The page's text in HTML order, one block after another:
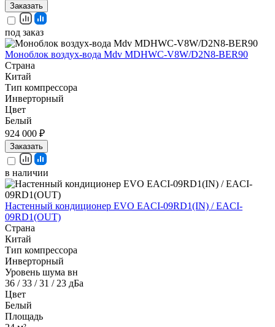
Заказать
под заказ
Моноблок воздух-вода Mdv MDHWC-V8W/D2N8-BER90
Страна
Китай
Тип компрессора
Инверторный
Цвет
Белый
924 000 ₽
Заказать
в наличии
Настенный кондиционер EVO EACI-09RD1(IN) / EACI-
09RD1(OUT)
Страна
Китай
Тип компрессора
Инверторный
Уровень шума вн
36 / 33 / 31 / 23 дБа
Цвет
Белый
Площадь